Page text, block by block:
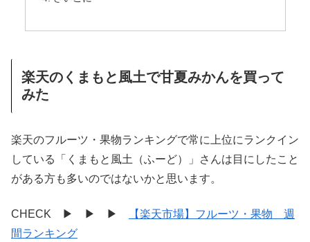
楽天のくまもと風土で甘夏みかんを買って
みた
楽天のフルーツ・果物ランキングで常に上位にランクイン
している「くまもと風土（ふーど）」さんは目にしたこと
がある方も多いのではないかと思います。
CHECK ▶ ▶ ▶
【楽天市場】フルーツ・果物 週
間ランキング